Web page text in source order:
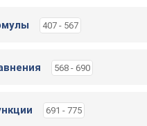
407 - 567
568 - 690
691 - 775